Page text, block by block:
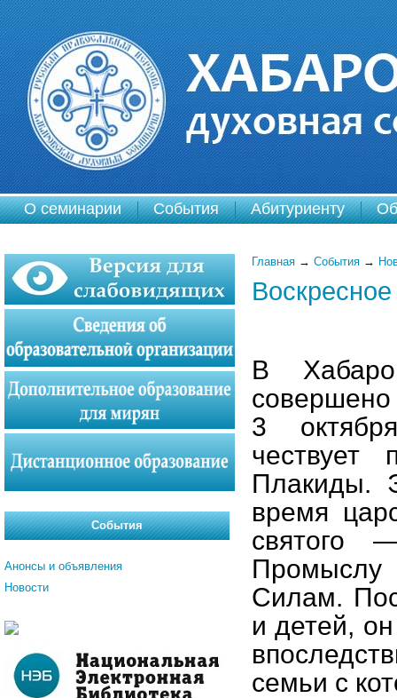
О семинарии События Абитуриенту
Главная → События →
В
совершено
3
чествует
Плакиды.
время
святого
Силам.
и детей,
семьи с
События
Анонсы и объявления
Новости